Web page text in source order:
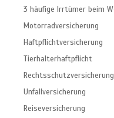
3 häufige Irrtümer beim
Motorradversicherung
Haftpflichtversicherung
Tierhalterhaftpflicht
Rechtsschutzversicherung
Unfallversicherung
Reiseversicherung